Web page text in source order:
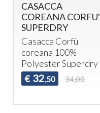
CASACCA
COREANA CORFU'
SUPERDRY
Casacca Corfù
coreana 100%
Polyester Superdry
€ 32,50 34,00